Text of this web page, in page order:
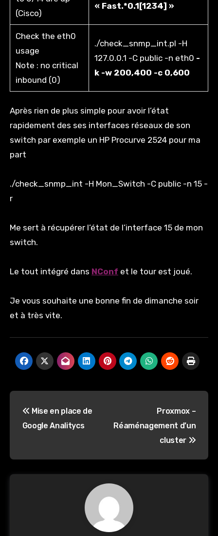
(Cisco)
« Fast.*0.1[1234] »
Check the eth0
usage
Note : no critical
inbound (0)
./check_snmp_int.pl -H
127.0.0.1 -C public -n eth0 -
k -w 200,400 -c 0,600
Après rien de plus simple pour avoir l’état
rapidement des ses interfaces réseaux de son
switch par exemple un HP Procurve 2524 pour ma
part
./check_snmp_int -H Mon_Switch -C public -n 15 -
r
Me sert à récupérer l’état de l’interface 15 de mon
switch.
Le tout intégré dans NConf et le tour est joué.
Je vous souhaite une bonne fin de dimanche soir
et à très vite.
de
Mise en place de
Google Analitycs
Proxmox –
Réaménagement d’un
cluster